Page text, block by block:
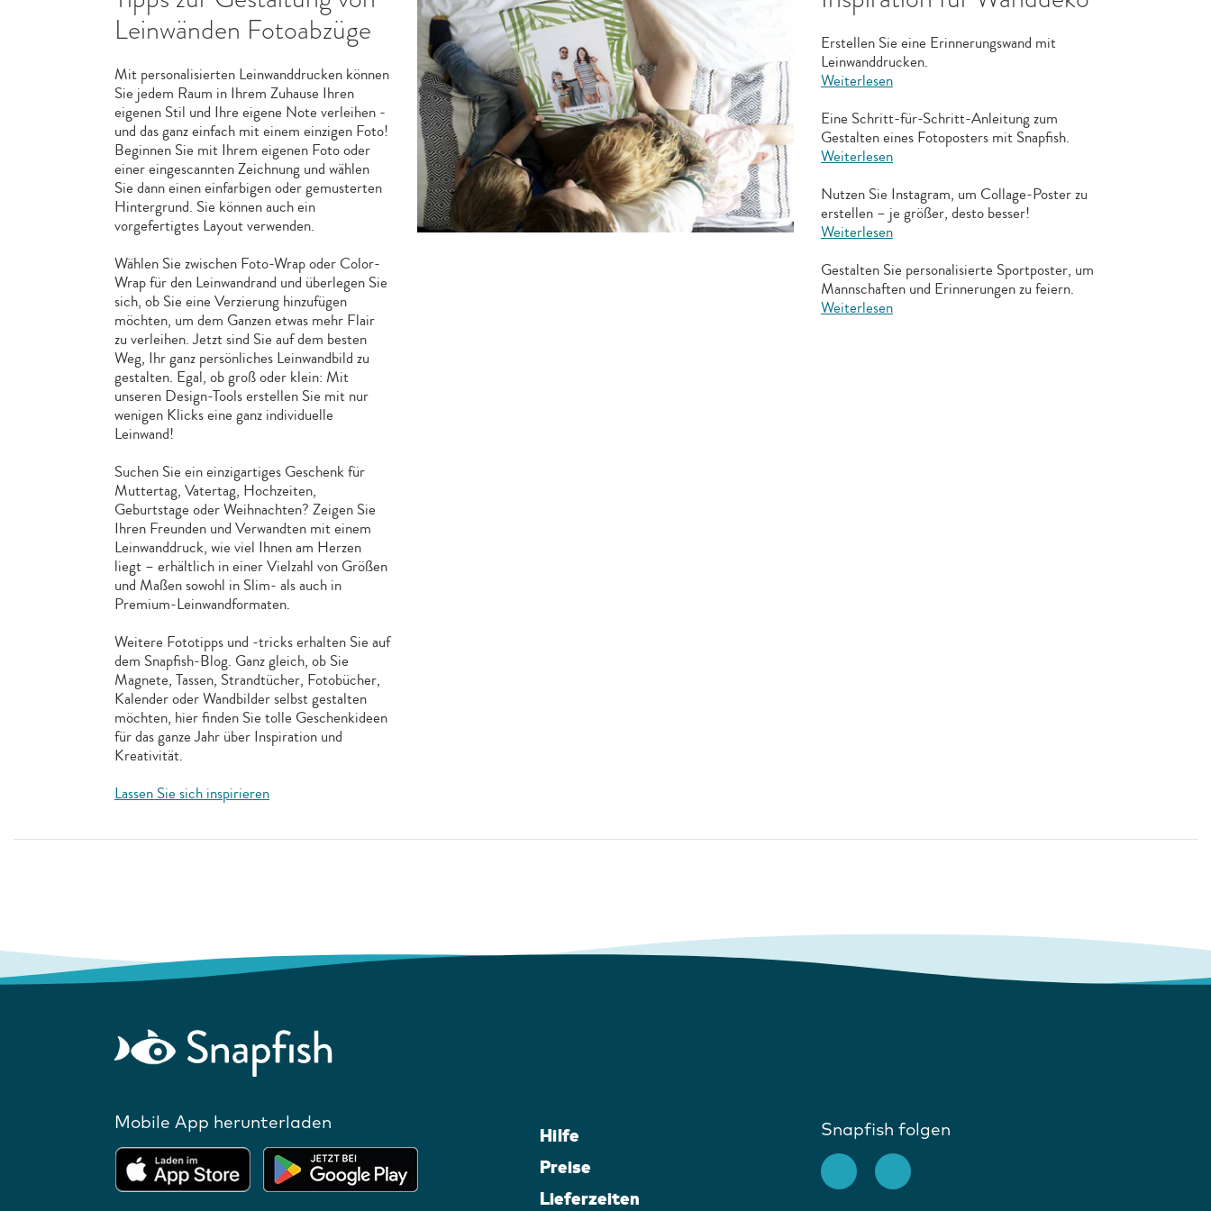
Leinwänden Fotoabzüge
Mit personalisierten Leinwanddrucken können
Sie jedem Raum in Ihrem Zuhause Ihren
eigenen Stil und Ihre eigene Note verleihen -
und das ganz einfach mit einem einzigen Foto!
Beginnen Sie mit Ihrem eigenen Foto oder
einer eingescannten Zeichnung und wählen
Sie dann einen einfarbigen oder gemusterten
Hintergrund. Sie können auch ein
vorgefertigtes Layout verwenden.
Wählen Sie zwischen Foto-Wrap oder Color-
Wrap für den Leinwandrand und überlegen Sie
sich, ob Sie eine Verzierung hinzufügen
möchten, um dem Ganzen etwas mehr Flair
zu verleihen. Jetzt sind Sie auf dem besten
Weg, Ihr ganz persönliches Leinwandbild zu
gestalten. Egal, ob groß oder klein: Mit
unseren Design-Tools erstellen Sie mit nur
wenigen Klicks eine ganz individuelle
Leinwand!
Suchen Sie ein einzigartiges Geschenk für
Muttertag, Vatertag, Hochzeiten,
Geburtstage oder Weihnachten? Zeigen Sie
Ihren Freunden und Verwandten mit einem
Leinwanddruck, wie viel Ihnen am Herzen
liegt – erhältlich in einer Vielzahl von Größen
und Maßen sowohl in Slim- als auch in
Premium-Leinwandformaten.
Weitere Fototipps und -tricks erhalten Sie auf
dem Snapfish-Blog. Ganz gleich, ob Sie
Magnete, Tassen, Strandtücher, Fotobücher,
Kalender oder Wandbilder selbst gestalten
möchten, hier finden Sie tolle Geschenkideen
für das ganze Jahr über Inspiration und
Kreativität.
Lassen Sie sich inspirieren
Erstellen Sie eine Erinnerungswand mit
Leinwanddrucken.
Weiterlesen
Eine Schritt-für-Schritt-Anleitung zum
Gestalten eines Fotoposters mit Snapfish.
Weiterlesen
Nutzen Sie Instagram, um Collage-Poster zu
erstellen – je größer, desto besser!
Weiterlesen
Gestalten Sie personalisierte Sportposter, um
Mannschaften und Erinnerungen zu feiern.
Weiterlesen
Mobile App herunterladen
Hilfe
Preise
Lieferzeiten
Snapfish folgen